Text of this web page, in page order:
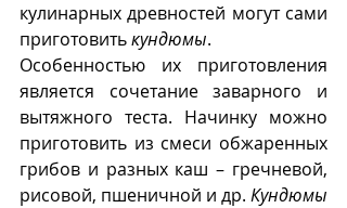
кулинарных древностей могут сами
приготовить кундюмы.
Особенностью их приготовления
является сочетание заварного и
вытяжного теста. Начинку можно
приготовить из смеси обжаренных
грибов и разных каш – гречневой,
рисовой, пшеничной и др. Кундюмы